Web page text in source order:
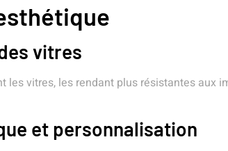
vitres
les vitres, les rendant plus résistantes aux
et personnalisation